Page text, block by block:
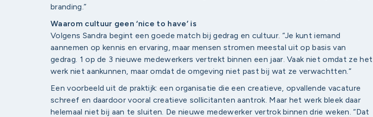
branding.”
Waarom cultuur geen ‘nice to have’ is
Volgens Sandra begint een goede match bij gedrag en cultuur. “Je kunt iemand
aannemen op kennis en ervaring, maar mensen stromen meestal uit op basis van
gedrag. 1 op de 3 nieuwe medewerkers vertrekt binnen een jaar. Vaak niet omdat ze het
werk niet aankunnen, maar omdat de omgeving niet past bij wat ze verwachtten.”
Een voorbeeld uit de praktijk: een organisatie die een creatieve, opvallende vacature
schreef en daardoor vooral creatieve sollicitanten aantrok. Maar het werk bleek daar
helemaal niet bij aan te sluiten. De nieuwe medewerker vertrok binnen drie weken. “Dat